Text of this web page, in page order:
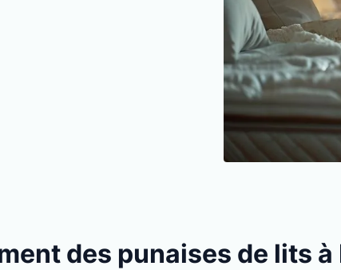
des punaises de lits